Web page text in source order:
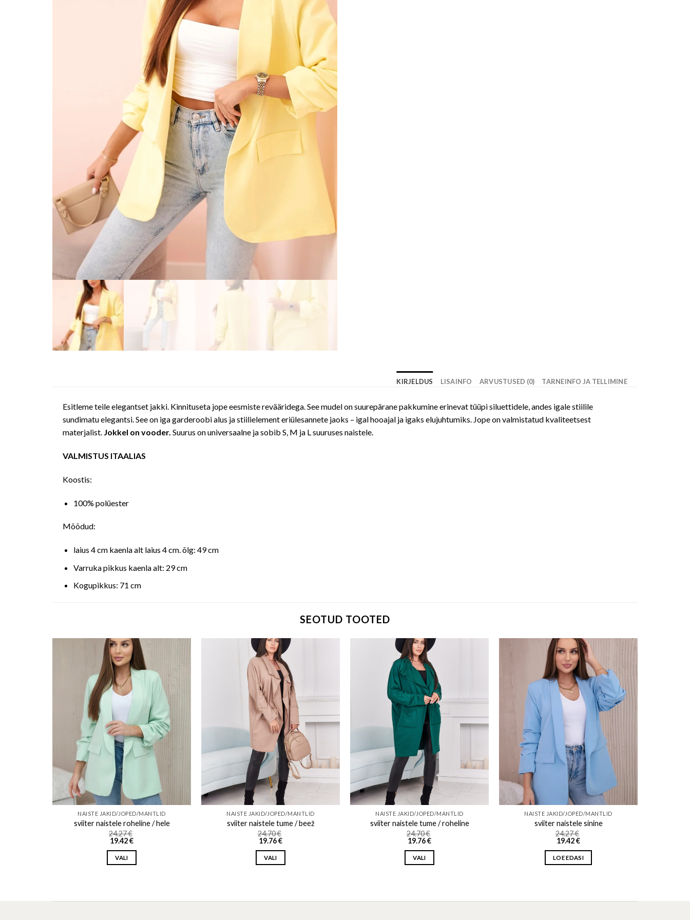
KIRJELDUS LISAINFO ARVUSTUSED (0) TARNEINFO JA TELLIMINE
Esitleme teile elegantset jakki. Kinnituseta jope eesmiste revääridega. See mudel on suurepärane pakkumine erinevat tüüpi siluettidele, andes igale stiilile
sundimatu elegantsi. See on iga garderoobi alus ja stiilielement eriülesannete jaoks – igal hooajal ja igaks elujuhtumiks. Jope on valmistatud kvaliteetsest
materjalist. Jokkel on vooder. Suurus on universaalne ja sobib S, M ja L suuruses naistele.
VALMISTUS ITAALIAS
Koostis:
100% polüester
Mõõdud:
laius 4 cm kaenla alt laius 4 cm. õlg: 49 cm
Varruka pikkus kaenla alt: 29 cm
Kogupikkus: 71 cm
SEOTUD TOOTED
Add to wishlist
NAISTE JAKID/JOPED/MANTLID
sviiter naistele roheline / hele
24.27€
19.42€
VALI
Add to wishlist
NAISTE JAKID/JOPED/MANTLID
sviiter naistele tume / beež
24.70€
19.76€
VALI
Add to wishlist
NAISTE JAKID/JOPED/MANTLID
sviiter naistele tume / roheline
24.70€
19.76€
VALI
Add to wishlist
NAISTE JAKID/JOPED/MANTLID
sviiter naistele sinine
24.27€
19.42€
LOE EDASI